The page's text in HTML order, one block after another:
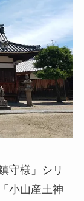
守様」シリ
「小山産土神